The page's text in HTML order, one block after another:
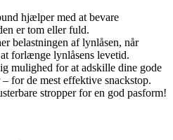
hjælper med at bevare
er tom eller fuld.
belastningen af ​​lynlåsen, når
forlænge lynlåsens levetid.
mulighed for at adskille dine gode
for de mest effektive snackstop.
stropper for en god pasform!